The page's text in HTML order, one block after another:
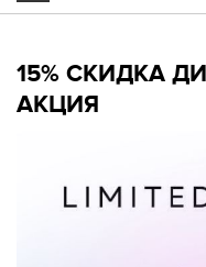
15% СКИДКА
АКЦИЯ